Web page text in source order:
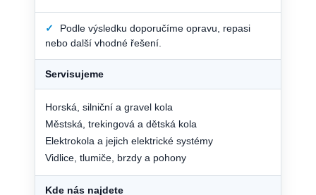
✓
Podle výsledku doporučíme opravu, repasi
nebo další vhodné řešení.
Servisujeme
Horská, silniční a gravel kola
Městská, trekingová a dětská kola
Elektrokola a jejich elektrické systémy
Vidlice, tlumiče, brzdy a pohony
Kde nás najdete